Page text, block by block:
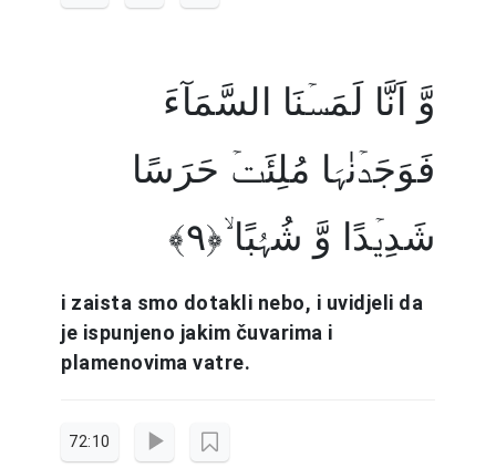
وَّ اَنَّا لَمَسۡنَا السَّمَآءَ
فَوَجَدۡنٰہَا مُلِئَتۡ حَرَسًا
شَدِیۡدًا وَّ شُہُبًا ۙ﴿۹﴾
i zaista smo dotakli nebo, i uvidjeli da
je ispunjeno jakim čuvarima i
plamenovima vatre.
72:10